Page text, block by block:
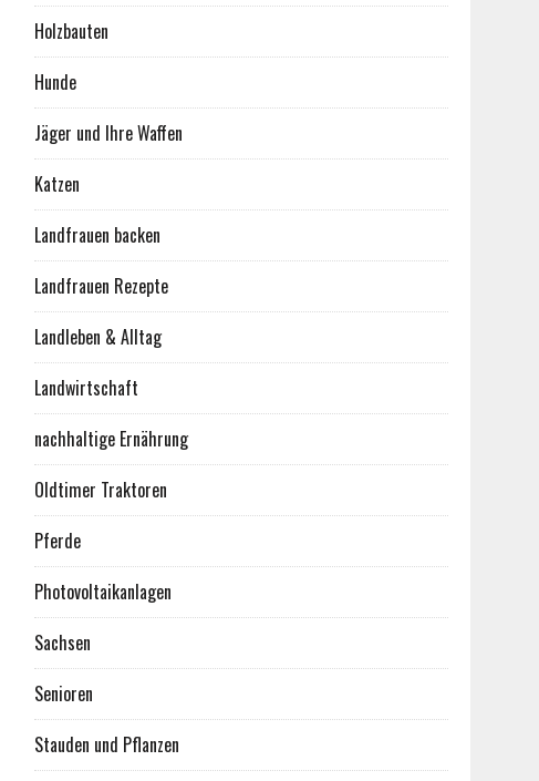
Holzbauten
Hunde
Jäger und Ihre Waffen
Katzen
Landfrauen backen
Landfrauen Rezepte
Landleben & Alltag
Landwirtschaft
nachhaltige Ernährung
Oldtimer Traktoren
Pferde
Photovoltaikanlagen
Sachsen
Senioren
Stauden und Pflanzen